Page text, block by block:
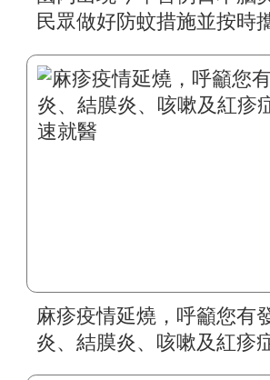
民眾做好防蚊措施並按時
麻疹疫情延燒，呼籲您有
炎、結膜炎、咳嗽及紅疹